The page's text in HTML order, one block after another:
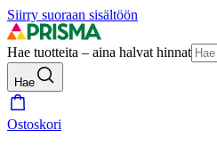
Siirry suoraan sisältöön
Hae tuotteita – aina halvat hinnat
Hae
Ostoskori